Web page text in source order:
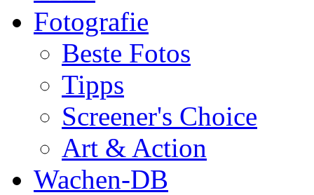
Fotografie
Beste Fotos
Tipps
Screener's Choice
Art & Action
Wachen-DB